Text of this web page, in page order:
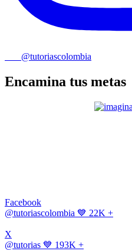
@tutoriascolombia
Encamina tus metas
Facebook
@tutoriascolombia 💙 22K +
X
@tutorias 💙 193K +